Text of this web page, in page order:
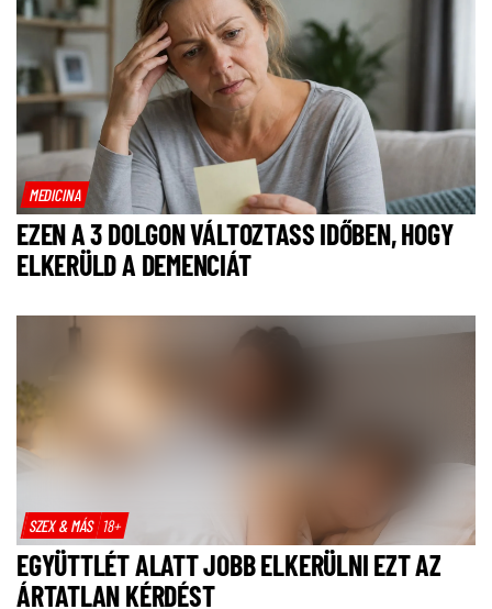
MEDICINA
EZEN A 3 DOLGON VÁLTOZTASS IDŐBEN, HOGY
ELKERÜLD A DEMENCIÁT
SZEX & MÁS 18+
EGYÜTTLÉT ALATT JOBB ELKERÜLNI EZT AZ
ÁRTATLAN KÉRDÉST